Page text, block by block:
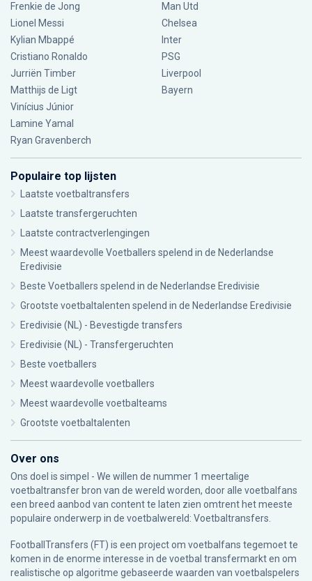
Frenkie de Jong
Lionel Messi
Kylian Mbappé
Cristiano Ronaldo
Jurriën Timber
Matthijs de Ligt
Vinícius Júnior
Lamine Yamal
Ryan Gravenberch
Man Utd
Chelsea
Inter
PSG
Liverpool
Bayern
Populaire top lijsten
Laatste voetbaltransfers
Laatste transfergeruchten
Laatste contractverlengingen
Meest waardevolle Voetballers spelend in de Nederlandse
Eredivisie
Beste Voetballers spelend in de Nederlandse Eredivisie
Grootste voetbaltalenten spelend in de Nederlandse Eredivisie
Eredivisie (NL) - Bevestigde transfers
Eredivisie (NL) - Transfergeruchten
Beste voetballers
Meest waardevolle voetballers
Meest waardevolle voetbalteams
Grootste voetbaltalenten
Over ons
Ons doel is simpel - We willen de nummer 1 meertalige
voetbaltransfer bron van de wereld worden, door alle voetbalfans
een breed aanbod van content te laten zien omtrent het meeste
populaire onderwerp in de voetbalwereld: Voetbaltransfers.
FootballTransfers (FT) is een project om voetbalfans tegemoet te
komen in de enorme interesse in de voetbal transfermarkt en om
realistische op algoritme gebaseerde waarden van voetbalspelers